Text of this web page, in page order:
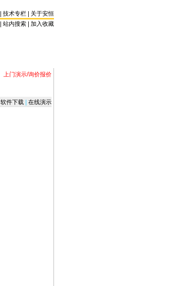
技术专栏
关于安恒
站内搜索 加入收藏
上门演示/询价报价
软件下载 在线演示